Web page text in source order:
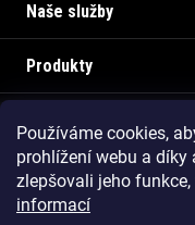
Používáme cookies,
prohlížení webu a díky
zlepšovali jeho
informací
Naše služby
Produkty
Copyright 2026